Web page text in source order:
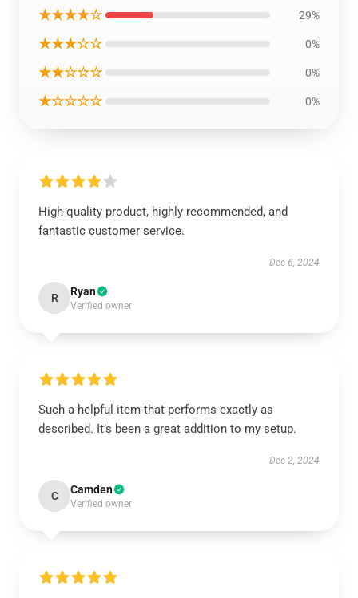
★★★★☆ 29%
★★★☆☆ 0%
★★☆☆☆ 0%
★☆☆☆☆ 0%
High-quality product, highly recommended, and
fantastic customer service.
Dec 6, 2024
R Ryan
Verified owner
Such a helpful item that performs exactly as
described. It’s been a great addition to my setup.
Dec 2, 2024
C Camden
Verified owner